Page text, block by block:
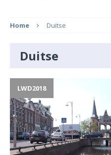
Home Duitse
Duitse
LWD2018